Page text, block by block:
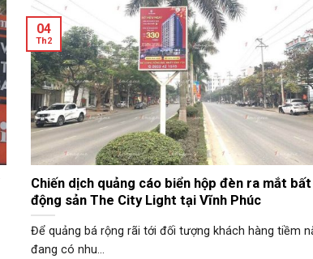
Chiến dịch quảng cáo biển hộp đèn ra mắt bất
động sản The City Light tại Vĩnh Phúc
Để quảng bá rộng rãi tới đối tượng khách hàng tiềm
đang có nhu...
04
Th2